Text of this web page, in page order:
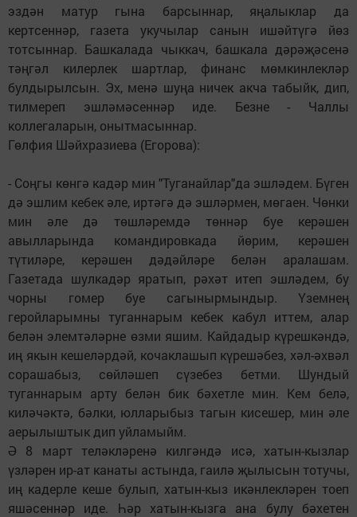
эздән матур гына барсыннар, яңалыклар да
кертсеннәр, газета укучылар санын ишәйтүгә йөз
тотсыннар. Башкалада чыккач, башкала дәрәҗәсенә
тәңгәл килерлек шартлар, финанс мөмкинлекләр
булдырылсын. Эх, менә шуңа ничек акча табыйк, дип,
тилмереп эшләмәсеннәр иде. Безне - Чаллы
коллегаларын, онытмасыннар.
Гөлфия Шәйхразиева (Егорова):
- Соңгы көнгә кадәр мин "Туганайлар"да эшләдем. Бүген
дә эшлим кебек әле, иртәгә дә эшләрмен, мөгаен. Чөнки
мин әле дә төшләремдә төннәр буе керәшен
авылларында командировкада йөрим, керәшен
түтиләре, керәшен дәдәйләре белән аралашам.
Газетада шулкадәр яратып, рәхәт итеп эшләдем, бу
чорны гомер буе сагынырмындыр. Үземнең
геройларымны туганнарым кебек кабул иттем, алар
белән элемтәләрне өзми яшим. Кайдадыр күрешкәндә,
иң якын кешеләрдәй, кочаклашып күрешәбез, хәл-әхвәл
сорашабыз, сөйләшеп сүзебез бетми. Шундый
туганнарым арту белән бик бәхетле мин. Кем белә,
киләчәктә, бәлки, юлларыбыз тагын кисешер, мин әле
аерылыштык дип уйламыйм.
Ә 8 март теләкләренә килгәндә исә, хатын-кызлар
үзләрен ир-ат канаты астында, гаилә җылысын тотучы,
иң кадерле кеше булып, хатын-кыз икәнлекләрен тоеп
яшәсеннәр иде. Һәр хатын-кызга ана булу бәхетен